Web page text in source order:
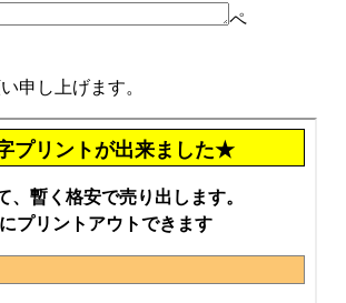
ペ
申し上げます。